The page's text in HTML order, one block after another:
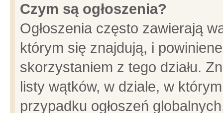
Czym są ogłoszenia?
Ogłoszenia często zawierają
którym się znajdują, i
skorzystaniem z tego działu.
listy wątków, w dziale, w
przypadku ogłoszeń